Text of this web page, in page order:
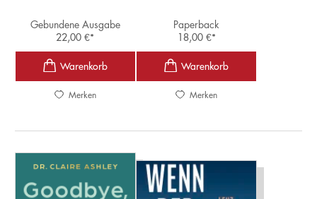
Gebundene Ausgabe
22,00€*
Merken
Paperback
18,00 €*
Merken